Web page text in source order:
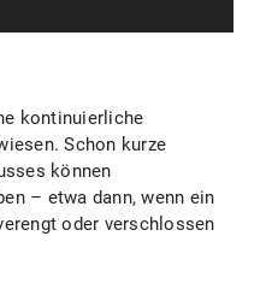
kontinuierliche
Schon kurze
können
– etwa dann, wenn ein
oder verschlossen